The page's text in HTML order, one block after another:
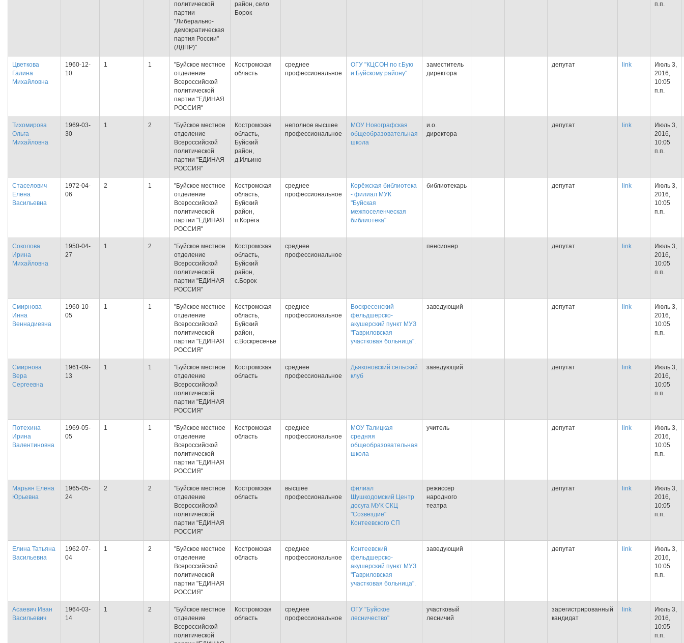
политической
партии
"Либерально-
демократическая
партия России"
(ЛДПР)"
район, село
Борок
п.п.
Цветкова
Галина
Михайловна
1960-12-
10
1 1
"Буйское местное
отделение
Всероссийской
политической
партии "ЕДИНАЯ
РОССИЯ"
Костромская
область
среднее
профессиональное
ОГУ "КЦСОН по г.Бую
и Буйскому району"
заместитель
директора
депутат link
Июль 3,
2016,
10:05
п.п.
Тихомирова
Ольга
Михайловна
1969-03-
30
1 2
"Буйское местное
отделение
Всероссийской
политической
партии "ЕДИНАЯ
РОССИЯ"
Костромская
область,
Буйский
район,
д.Ильино
неполное высшее
профессиональное
МОУ Новографская
общеобразовательная
школа
и.о.
директора
депутат link
Июль 3,
2016,
10:05
п.п.
Стаселович
Елена
Васильевна
1972-04-
06
2 1
"Буйское местное
отделение
Всероссийской
политической
партии "ЕДИНАЯ
РОССИЯ"
Костромская
область,
Буйский
район,
п.Корёга
среднее
профессиональное
Корёжская библиотека
- филиал МУК
"Буйская
межпоселенческая
библиотека"
библиотекарь депутат link
Июль 3,
2016,
10:05
п.п.
Соколова
Ирина
Михайловна
1950-04-
27
1 2
"Буйское местное
отделение
Всероссийской
политической
партии "ЕДИНАЯ
РОССИЯ"
Костромская
область,
Буйский
район,
с.Борок
среднее
профессиональное
пенсионер депутат link
Июль 3,
2016,
10:05
п.п.
Смирнова
Инна
Веннадиевна
1960-10-
05
1 1
"Буйское местное
отделение
Всероссийской
политической
партии "ЕДИНАЯ
РОССИЯ"
Костромская
область,
Буйский
район,
с.Воскресенье
среднее
профессиональное
Воскресенский
фельдшерско-
акушерский пункт МУЗ
"Гавриловская
участковая больница".
заведующий депутат link
Июль 3,
2016,
10:05
п.п.
Смирнова
Вера
Сергеевна
1961-09-
13
1 1
"Буйское местное
отделение
Всероссийской
политической
партии "ЕДИНАЯ
РОССИЯ"
Костромская
область
среднее
профессиональное
Дьяконовский сельский
клуб
заведующий депутат link
Июль 3,
2016,
10:05
п.п.
Потехина
Ирина
Валентиновна
1969-05-
05
1 1
"Буйское местное
отделение
Всероссийской
политической
партии "ЕДИНАЯ
РОССИЯ"
Костромская
область
среднее
профессиональное
МОУ Талицкая
средняя
общеобразовательная
школа
учитель депутат link
Июль 3,
2016,
10:05
п.п.
Марьян Елена
Юрьевна
1965-05-
24
2 2
"Буйское местное
отделение
Всероссийской
политической
партии "ЕДИНАЯ
РОССИЯ"
Костромская
область
высшее
профессиональное
филиал
Шушкодомский Центр
досуга МУК СКЦ
"Созвездие"
Контеевского СП
режиссер
народного
театра
депутат link
Июль 3,
2016,
10:05
п.п.
Елина Татьяна
Васильевна
1962-07-
04
1 2
"Буйское местное
отделение
Всероссийской
политической
партии "ЕДИНАЯ
РОССИЯ"
Костромская
область
среднее
профессиональное
Контеевский
фельдшерско-
акушерский пункт МУЗ
"Гавриловская
участковая больница".
заведующий депутат link
Июль 3,
2016,
10:05
п.п.
Асаевич Иван
Васильевич
1964-03-
14
1 2
"Буйское местное
отделение
Всероссийской
политической
Костромская
область
среднее
профессиональное
ОГУ "Буйское
лесничество"
участковый
лесничий
зарегистрированный
кандидат
link
Июль 3,
2016,
10:05
п.п.